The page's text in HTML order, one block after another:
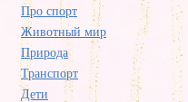
Про спорт
Животный мир
Природа
Транспорт
Дети